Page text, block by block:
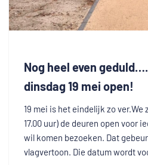
Nog heel even
dinsdag 19 mei open!
19 mei is het eindelijk zo ver.We
17.00 uur) de deuren open voor
wil komen bezoeken. Dat
vlagvertoon. Die datum wordt